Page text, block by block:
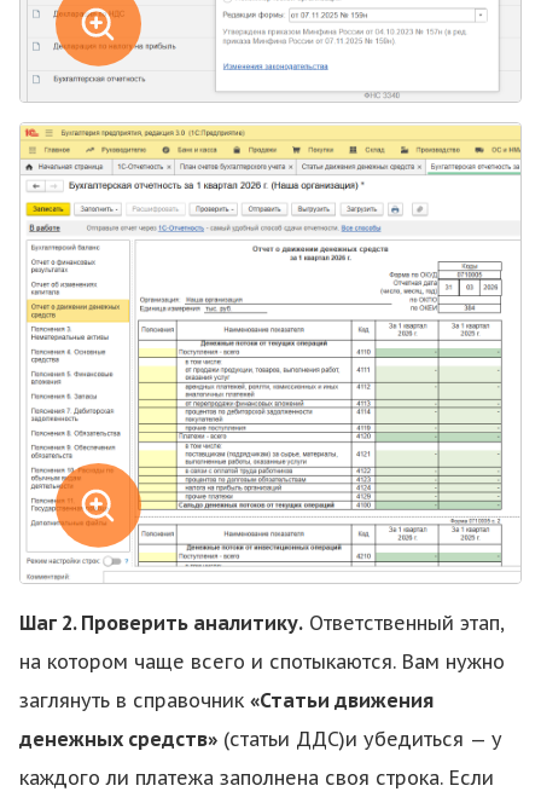
Шаг 2. Проверить аналитику. Ответственный этап,
на котором чаще всего и спотыкаются. Вам нужно
заглянуть в справочник «Статьи движения
денежных средств» (статьи ДДС)и убедиться — у
каждого ли платежа заполнена своя строка. Если